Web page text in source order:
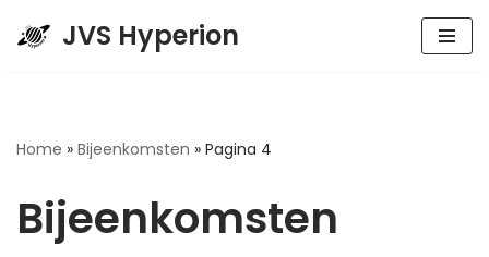
JVS Hyperion
Home » Bijeenkomsten » Pagina 4
Bijeenkomsten